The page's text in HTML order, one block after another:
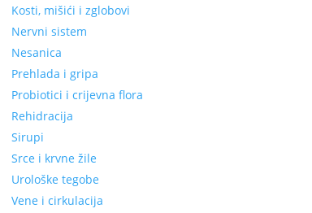
Kosti, mišići i zglobovi
Nervni sistem
Nesanica
Prehlada i gripa
Probiotici i crijevna flora
Rehidracija
Sirupi
Srce i krvne žile
Urološke tegobe
Vene i cirkulacija